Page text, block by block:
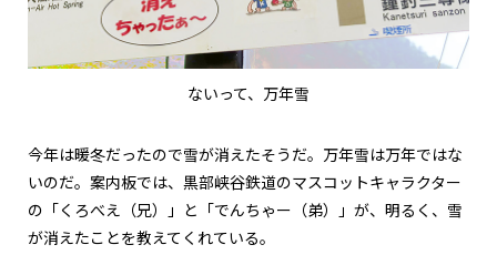
ないって、万年雪
今年は暖冬だったので雪が消えたそうだ。万年雪は万年ではな
いのだ。案内板では、黒部峡谷鉄道のマスコットキャラクター
の「くろべえ（兄）」と「でんちゃー（弟）」が、明るく、雪
が消えたことを教えてくれている。